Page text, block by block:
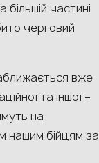
частині
черговий
вже
та іншої –
на
нашим бійцям за